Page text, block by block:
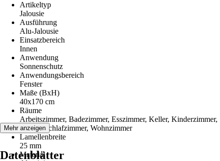
Artikeltyp
Jalousie
Ausführung
Alu-Jalousie
Einsatzbereich
Innen
Anwendung
Sonnenschutz
Anwendungsbereich
Fenster
Maße (BxH)
40x170 cm
Räume
Arbeitszimmer, Badezimmer, Esszimmer, Keller, Kinderzimmer,
Küche, Schlafzimmer, Wohnzimmer
Lamellenbreite
25 mm
Material
Mehr anzeigen
Datenblätter